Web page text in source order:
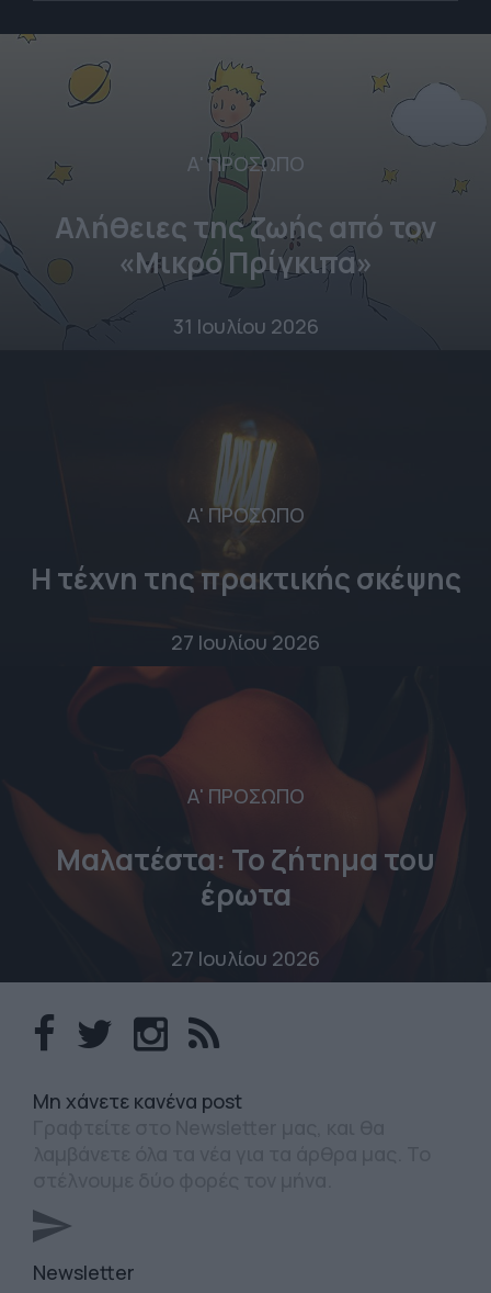
Α' ΠΡΟΣΩΠΟ
Αλήθειες της ζωής από τον
«Μικρό Πρίγκιπα»
31 Ιουλίου 2026
Α' ΠΡΟΣΩΠΟ
Η τέχνη της πρακτικής σκέψης
27 Ιουλίου 2026
Α' ΠΡΟΣΩΠΟ
Μαλατέστα: Το ζήτημα του
έρωτα
27 Ιουλίου 2026
Mη χάνετε κανένα post
Newsletter